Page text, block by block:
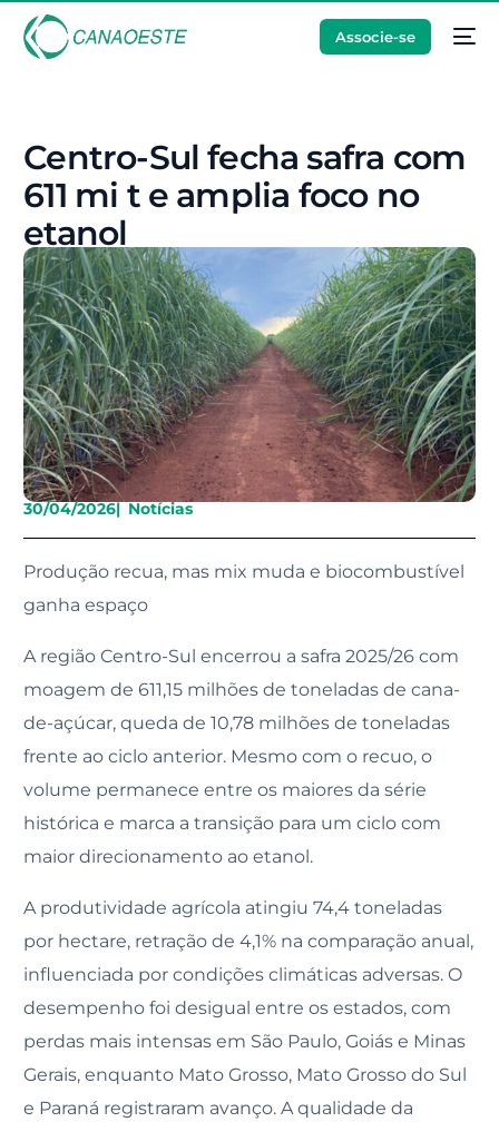
Associe-se
Centro-Sul fecha safra com
611 mi t e amplia foco no
etanol
30/04/2026| Notícias
Produção recua, mas mix muda e biocombustível
ganha espaço
A região Centro-Sul encerrou a safra 2025/26 com
moagem de 611,15 milhões de toneladas de cana-
de-açúcar, queda de 10,78 milhões de toneladas
frente ao ciclo anterior. Mesmo com o recuo, o
volume permanece entre os maiores da série
histórica e marca a transição para um ciclo com
maior direcionamento ao etanol.
A produtividade agrícola atingiu 74,4 toneladas
por hectare, retração de 4,1% na comparação anual,
influenciada por condições climáticas adversas. O
desempenho foi desigual entre os estados, com
perdas mais intensas em São Paulo, Goiás e Minas
Gerais, enquanto Mato Grosso, Mato Grosso do Sul
e Paraná registraram avanço. A qualidade da